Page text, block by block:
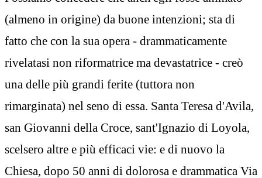
(almeno in origine) da buone intenzioni; sta di
fatto che con la sua opera - drammaticamente
rivelatasi non riformatrice ma devastatrice - creò
una delle più grandi ferite (tuttora non
rimarginata) nel seno di essa. Santa Teresa d'Avila,
san Giovanni della Croce, sant'Ignazio di Loyola,
scelsero altre e più efficaci vie: e di nuovo la
Chiesa, dopo 50 anni di dolorosa e drammatica Via